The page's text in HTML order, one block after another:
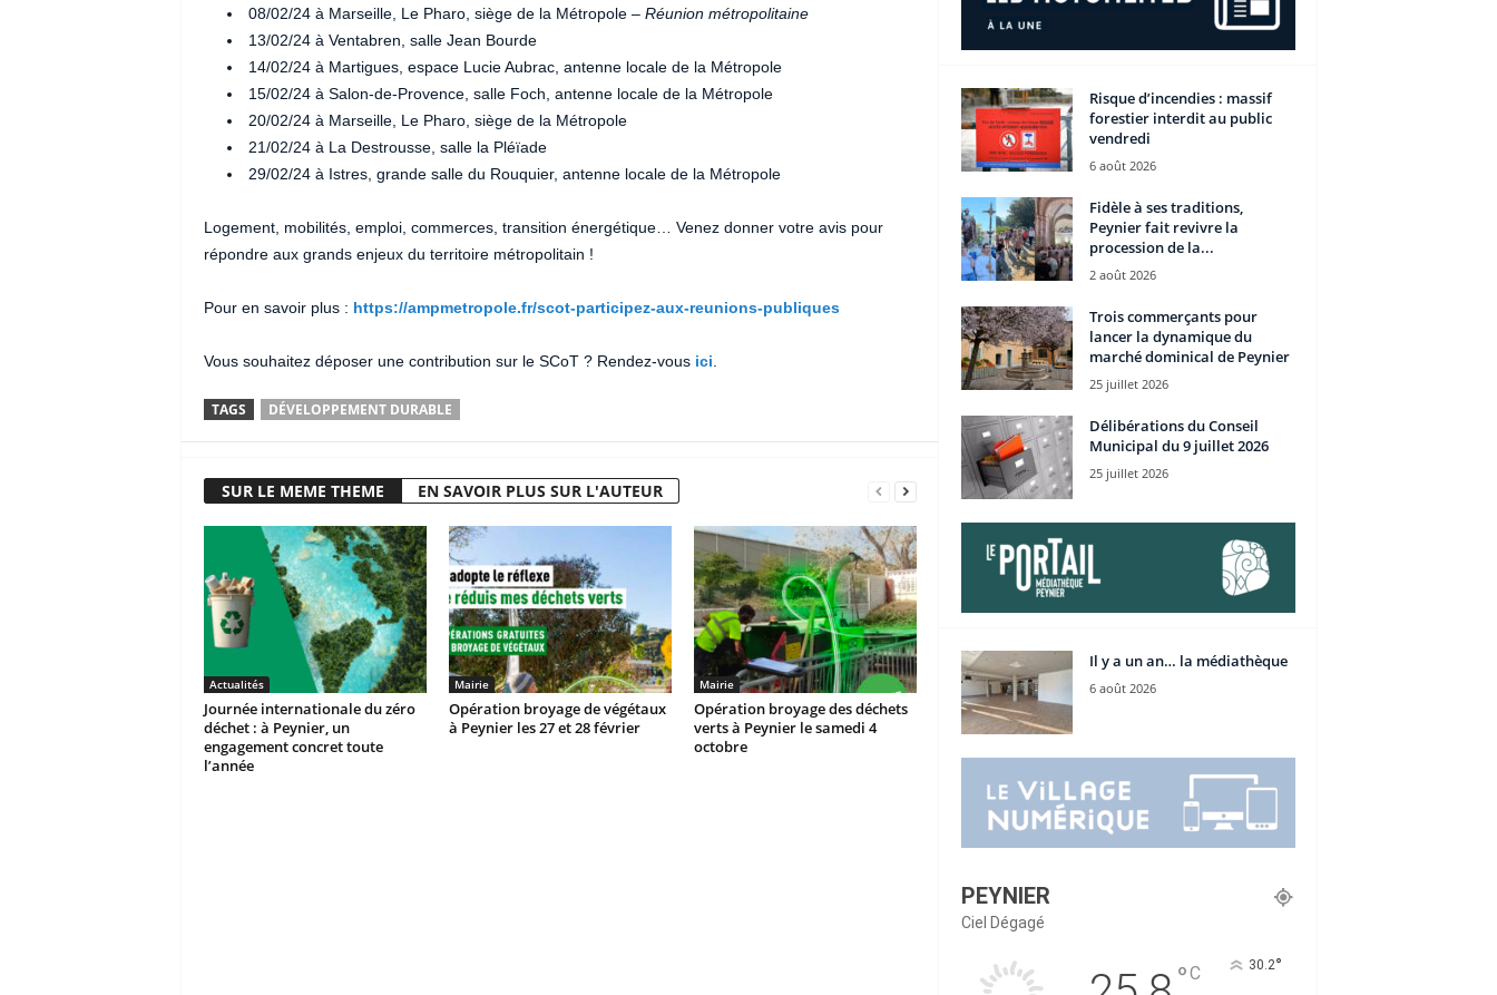
08/02/24 à Marseille, Le Pharo, siège de la Métropole – Réunion métropolitaine
13/02/24 à Ventabren, salle Jean Bourde
14/02/24 à Martigues, espace Lucie Aubrac, antenne locale de la Métropole
15/02/24 à Salon-de-Provence, salle Foch, antenne locale de la Métropole
20/02/24 à Marseille, Le Pharo, siège de la Métropole
21/02/24 à La Destrousse, salle la Pléïade
29/02/24 à Istres, grande salle du Rouquier, antenne locale de la Métropole
Logement, mobilités, emploi, commerces, transition énergétique… Venez donner votre avis pour
répondre aux grands enjeux du territoire métropolitain !
Pour en savoir plus : https://ampmetropole.fr/scot-participez-aux-reunions-publiques
Vous souhaitez déposer une contribution sur le SCoT ? Rendez-vous ici
TAGS DÉVELOPPEMENT DURABLE
SUR LE MEME THEME EN SAVOIR PLUS SUR L'AUTEUR
Actualités
Journée internationale du zéro
déchet : à Peynier, un
engagement concret toute
l’année
Mairie
Opération broyage de végétaux
à Peynier les 27 et 28 février
Mairie
Opération broyage des déchets
verts à Peynier le samedi 4
octobre
Risque d’incendies : massif
forestier interdit au public
vendredi
6 août 2026
Fidèle à ses traditions,
Peynier fait revivre la
procession de la...
2 août 2026
Trois commerçants pour
lancer la dynamique du
marché dominical de Peynier
25 juillet 2026
Délibérations du Conseil
Municipal du 9 juillet 2026
25 juillet 2026
Il y a un an… la médiathèque
6 août 2026
PEYNIER
Ciel Dégagé
°C 30.2°